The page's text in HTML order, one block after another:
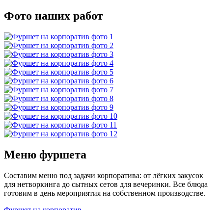
Фото наших работ
Меню фуршета
Составим меню под задачи корпоратива: от лёгких закусок
для нетворкинга до сытных сетов для вечеринки. Все блюда
готовим в день мероприятия на собственном производстве.